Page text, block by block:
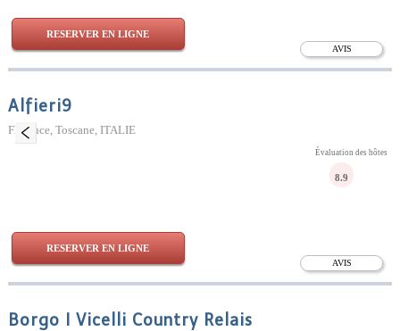
AVIS
RESERVER EN LIGNE
Alfieri9
Florence, Toscane, ITALIE
AVIS
Évaluation des hôtes
8.9
RESERVER EN LIGNE
Borgo I Vicelli Country Relais